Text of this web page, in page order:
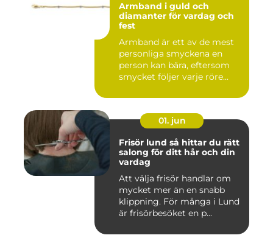
Armband i guld och
diamanter för vardag och
fest
Armband är ett av de mest
personliga smyckena en
person kan bära, eftersom
smycket följer varje röre...
01. jun
Frisör lund så hittar du rätt
salong för ditt hår och din
vardag
Att välja frisör handlar om
mycket mer än en snabb
klippning. För många i Lund
är frisörbesöket en p...